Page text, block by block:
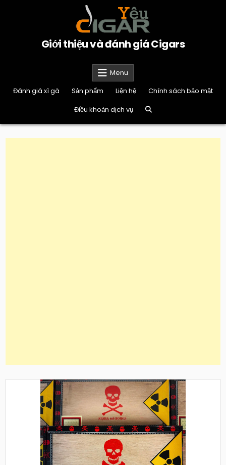
Giới thiệu và đánh giá Cigars
Menu
Đánh giá xì gà
Sản phẩm Liện hệ
Chính sách bảo mật
Điều khoản dịch vụ